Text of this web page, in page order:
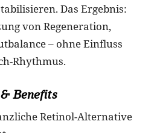
Das Ergebnis:
von Regeneration,
– ohne Einfluss
Rhythmus.
Benefits
Retinol-Alternative